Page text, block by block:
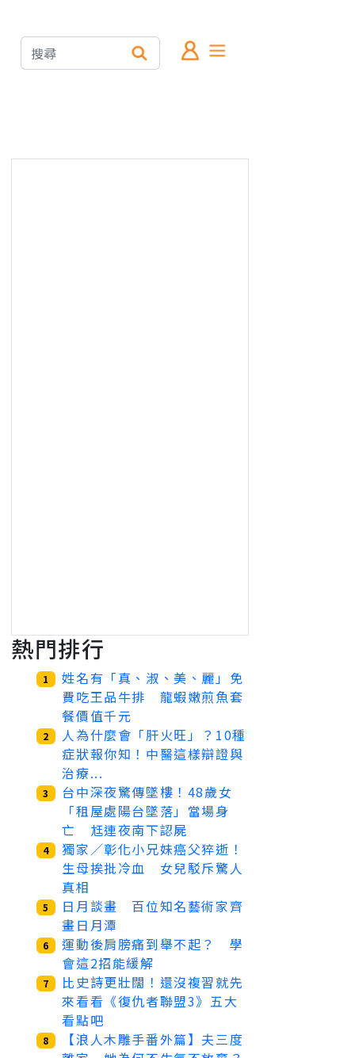
熱門排行
1
姓名有「真、淑、美、麗」免
費吃王品牛排 龍蝦嫩煎魚套
餐價值千元
2
人為什麼會「肝火旺」？10種
症狀報你知！中醫這樣辯證與
治療...
3
台中深夜驚傳墜樓！48歲女
「租屋處陽台墜落」當場身
亡 尪連夜南下認屍
4
獨家／彰化小兄妹癌父猝逝！
生母挨批冷血 女兒駁斥驚人
真相
5
日月談畫 百位知名藝術家齊
畫日月潭
6
運動後肩膀痛到舉不起？ 學
會這2招能緩解
7
比史詩更壯闊！還沒複習就先
來看看《復仇者聯盟3》五大
看點吧
8
【浪人木雕手番外篇】夫三度